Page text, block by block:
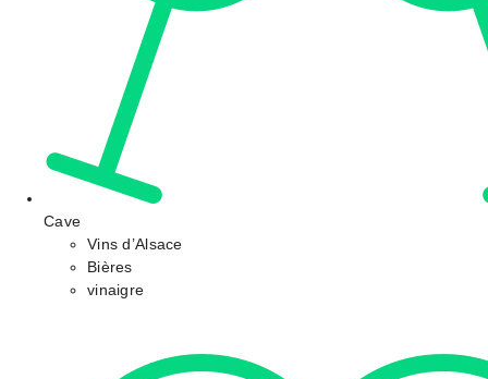
Cave
Vins d’Alsace
Bières
vinaigre